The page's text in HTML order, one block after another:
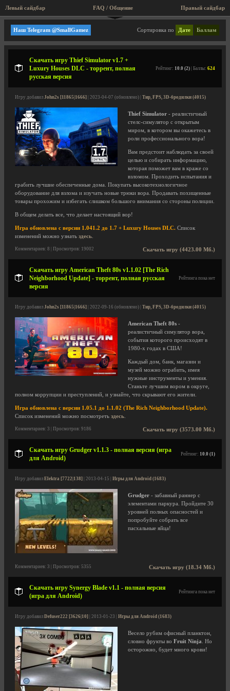
Левый сайдбар Правый сайдбар
FAQ / Общение
Noble Muffins
Сортировка по Дате Баллам
Наш Telegram @SmallGamez
Скачать игру Thief Simulator v1.7 +
Luxury Houses DLC - торрент, полная
русская версия
Рейтинг: 10.0 (2) | Баллы: 624
Игру добавил John2s [11865|1666] | 2023-04-07 (обновлено) | Тир, FPS, 3D-бродилки (4015)
Thief Simulator - реалистичный
стелс-симулятор с открытым
миром, в котором вы окажетесь в
роли профессионального вора!
Вам предстоит наблюдать за своей
целью и собирать информацию,
которая поможет вам в краже со
взломом. Проходить испытания и
грабить лучшие обеспеченные дома. Покупать высокотехнологичное
оборудование для взлома и изучать новые трюки вора. Продавать похищенные
товары прохожим и избегать слишком большого внимания со стороны полиции.
В общем делать все, что делает настоящий вор!
Игра обновлена с версии 1.041.2 до 1.7 + Luxury Houses DLC. Список
изменений можно узнать здесь
Скачать игру (4423.00 Мб.)
Комментариев: 8 | Просмотров: 19002
Скачать игру American Theft 80s v1.1.02 [The Rich
Neighborhood Update] - торрент, полная русская
версия
Рейтинга пока нет
Игру добавил John2s [11865|1666] | 2022-09-16 (обновлено) | Тир, FPS, 3D-бродилки (4015)
American Theft 80s -
реалистичный симулятор вора,
события которого происходят в
1980-х годах в США!
Каждый дом, банк, магазин и
музей можно ограбить, имея
нужные инструменты и умения.
Станьте лучшим вором в округе,
полном коррупции и преступлений, и узнайте, что скрывают его жители.
Игра обновлена с версии 1.05.1 до 1.1.02 (The Rich Neighborhood Update).
Список изменений можно посмотреть здесь
Скачать игру (3573.00 Мб.)
Комментариев: 3 | Просмотров: 9186
Скачать игру Grudger v1.1.3 - полная версия (игра
для Android)
Рейтинг: 10.0 (1)
Игру добавил Elektra [7722|138] | 2013-04-15 | Игры для Android (1683)
Grudger - забавный раннер с
элементами паркура. Пройдите 30
уровней полных опасностей и
попробуйте собрать все
пасхальные яйца!
Скачать игру (18.34 Мб.)
Комментариев: 3 | Просмотров: 5355
Скачать игру Synergy Blade v1.1 - полная версия
(игра для Android)
Рейтинга пока нет
Игру добавил Defuser222 [3626|10] | 2013-01-23 | Игры для Android (1683)
Весело рубим офисный планктон,
словно фрукты во Fruit Ninja . Но
осторожно, будет много крови!